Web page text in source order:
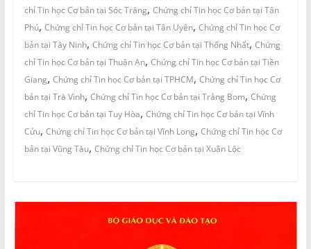
chỉ Tin học Cơ bản tại Sóc Trăng, Chứng chỉ Tin học Cơ bản tại Tân
Phú, Chứng chỉ Tin học Cơ bản tại Tân Uyên, Chứng chỉ Tin học Cơ
bản tại Tây Ninh, Chứng chỉ Tin học Cơ bản tại Thống Nhất, Chứng
chỉ Tin học Cơ bản tại Thuận An, Chứng chỉ Tin học Cơ bản tại Tiền
Giang, Chứng chỉ Tin học Cơ bản tại TPHCM, Chứng chỉ Tin học Cơ
bản tại Trà Vinh, Chứng chỉ Tin học Cơ bản tại Trảng Bom, Chứng
chỉ Tin học Cơ bản tại Tuy Hòa, Chứng chỉ Tin học Cơ bản tại Vĩnh
Cửu, Chứng chỉ Tin học Cơ bản tại Vĩnh Long, Chứng chỉ Tin học Cơ
bản tại Vũng Tàu, Chứng chỉ Tin học Cơ bản tại Xuân Lộc